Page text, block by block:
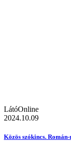
LátóOnline
2024.10.09
Közös szókincs.